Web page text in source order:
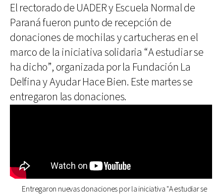
El rectorado de UADER y Escuela Normal de
Paraná fueron punto de recepción de
donaciones de mochilas y cartucheras en el
marco de la iniciativa solidaria “A estudiar se
ha dicho”, organizada por la Fundación La
Delfina y Ayudar Hace Bien. Este martes se
entregaron las donaciones.
Entregaron nuevas donaciones por la iniciativa "A estudiar se